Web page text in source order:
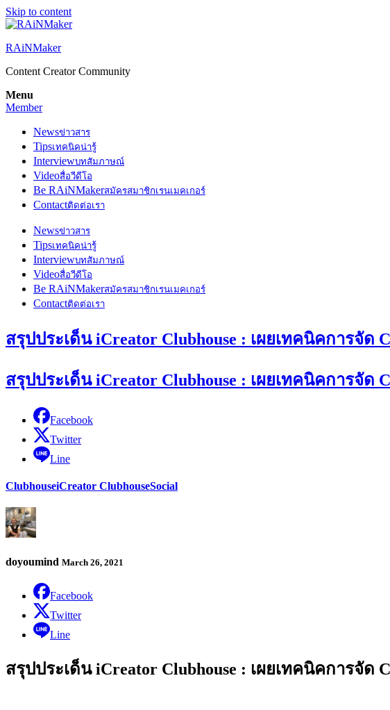
Skip to content
RAiNMaker
Content Creator Community
Menu
Member
Newsข่าวสาร
Tipsเทคนิคน่ารู้
Interviewบทสัมภาษณ์
Videoสื่อวีดีโอ
Be RAiNMakerสมัครสมาชิกเรนเมคเกอร์
Contactติดต่อเรา
Newsข่าวสาร
Tipsเทคนิคน่ารู้
Interviewบทสัมภาษณ์
Videoสื่อวีดีโอ
Be RAiNMakerสมัครสมาชิกเรนเมคเกอร์
Contactติดต่อเรา
สรุปประเด็น iCreator Clubhouse : เผยเทคนิคการจัด
สรุปประเด็น iCreator Clubhouse : เผยเทคนิคการจัด
Facebook
Twitter
Line
ClubhouseiCreator ClubhouseSocial
doyoumind March 26, 2021
Facebook
Twitter
Line
สรุปประเด็น iCreator Clubhouse : เผยเทคนิคการจัด